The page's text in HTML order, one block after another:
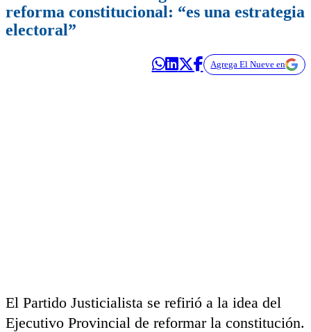
reforma constitucional: “es una estrategia
electoral”
Agrega El Nueve en
El Partido Justicialista se refirió a la idea del
Ejecutivo Provincial de reformar la constitución.